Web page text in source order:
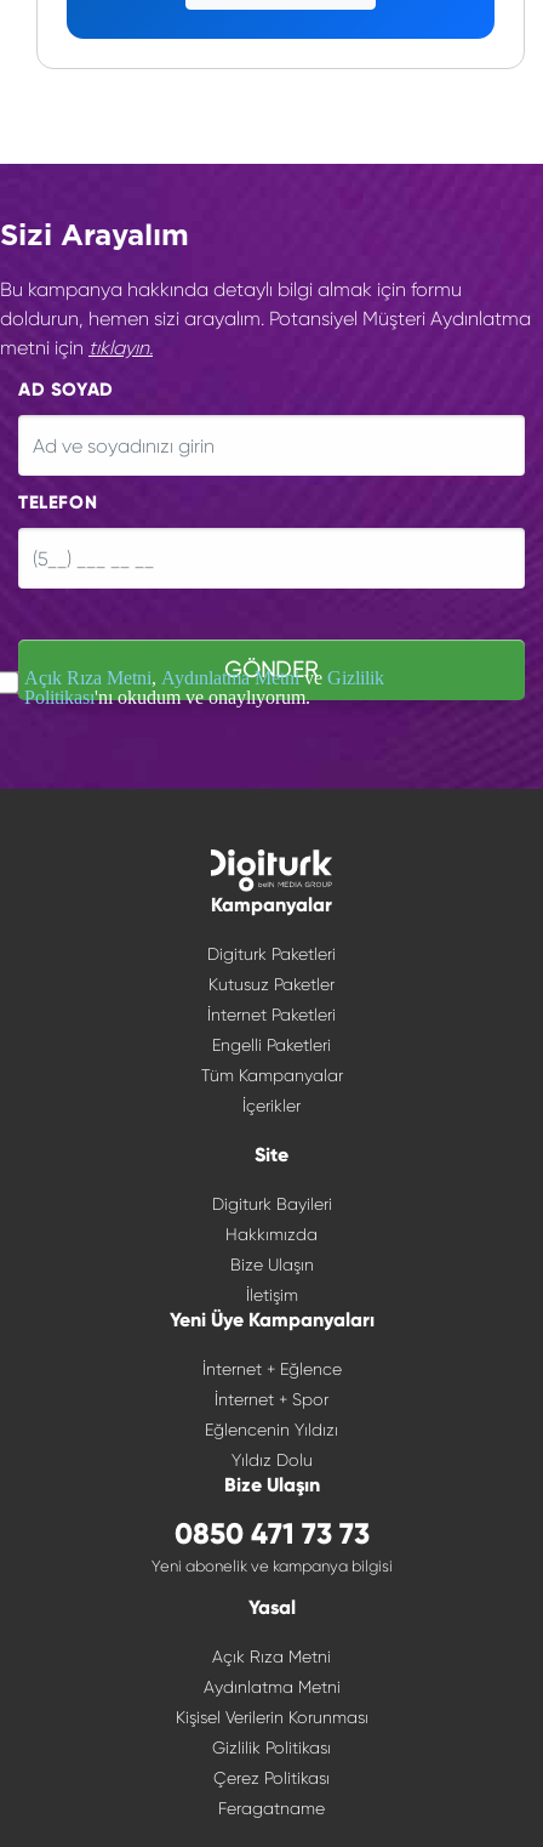
Sizi Arayalım
Bu kampanya hakkında detaylı bilgi almak için formu
doldurun, hemen sizi arayalım. Potansiyel Müşteri Aydınlatma
metni için tıklayın.
AD SOYAD
TELEFON
GÖNDER
Açık Rıza Metni, Aydınlatma Metnive Gizlilik
Politikası'nı okudum ve onaylıyorum.
Kampanyalar
Digiturk Paketleri
Kutusuz Paketler
İnternet Paketleri
Engelli Paketleri
Tüm Kampanyalar
İçerikler
Site
Digiturk Bayileri
Hakkımızda
Bize Ulaşın
İletişim
Yeni Üye Kampanyaları
İnternet + Eğlence
İnternet + Spor
Eğlencenin Yıldızı
Yıldız Dolu
Bize Ulaşın
0850 471 73 73
Yeni abonelik ve kampanya bilgisi
Yasal
Açık Rıza Metni
Aydınlatma Metni
Kişisel Verilerin Korunması
Gizlilik Politikası
Çerez Politikası
Feragatname